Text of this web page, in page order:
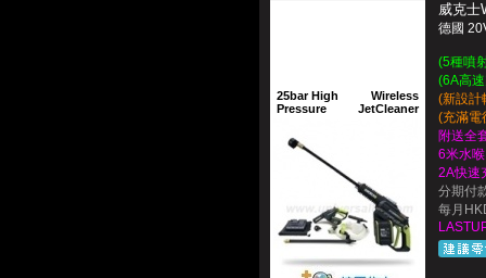
25bar High
Pressure
Wireless
JetCleaner
威克士
德國
(5種噴
(6A高
(新設計
(充滿電
附送全
6米水
2A快速
分期付
每月